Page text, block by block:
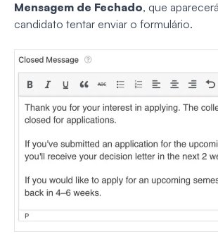
Mensagem de Fechado, que
candidato tentar enviar o formulário.